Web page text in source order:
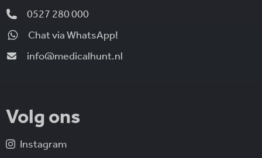
0527 280 000
Chat via WhatsApp!
info@medicalhunt.nl
Volg ons
Instagram